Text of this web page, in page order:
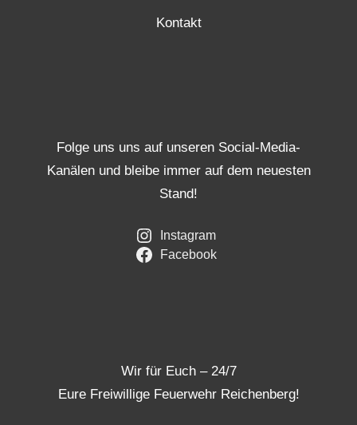
Kontakt
Folge uns uns auf unseren Social-Media-
Kanälen und bleibe immer auf dem neuesten
Stand!
Instagram
Facebook
Wir für Euch – 24/7
Eure Freiwillige Feuerwehr Reichenberg!